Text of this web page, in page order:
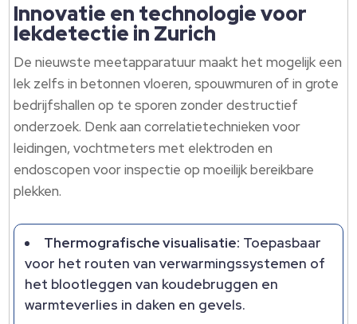
Innovatie en technologie voor
lekdetectie in Zurich
De nieuwste meetapparatuur maakt het mogelijk een
lek zelfs in betonnen vloeren, spouwmuren of in grote
bedrijfshallen op te sporen zonder destructief
onderzoek.​ Denk aan correlatietechnieken voor
leidingen, vochtmeters met elektroden en
endoscopen voor inspectie op moeilijk bereikbare
plekken.​
Thermografische visualisatie: Toepasbaar
voor het routen van verwarmingssystemen of
het blootleggen van koudebruggen en
warmteverlies in daken en gevels.​